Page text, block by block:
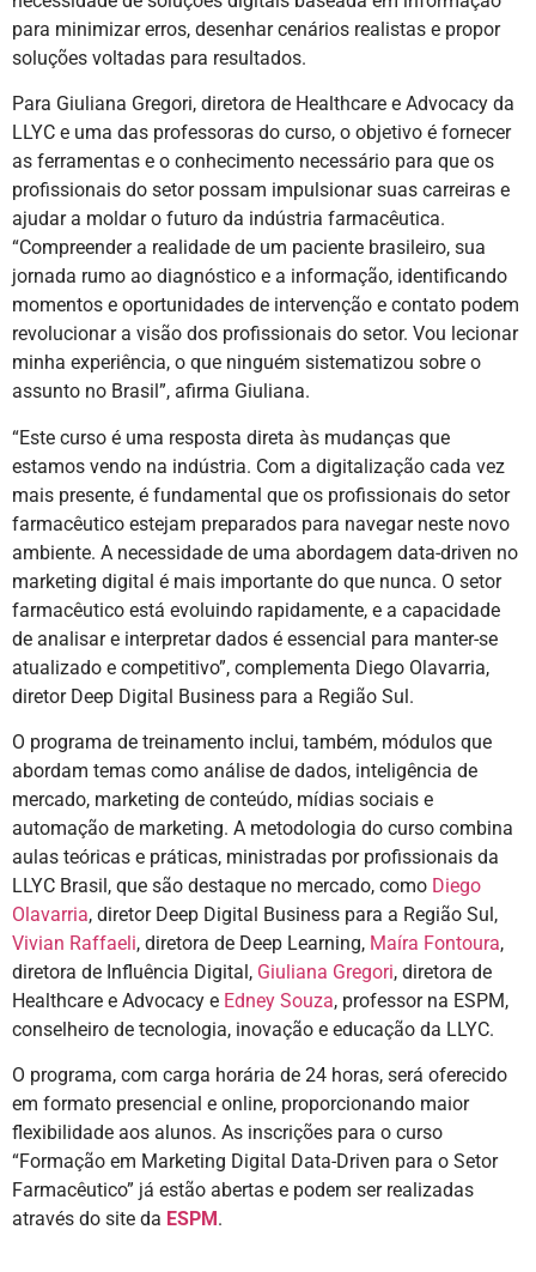
para minimizar erros, desenhar cenários realistas e propor
soluções voltadas para resultados.
Para Giuliana Gregori, diretora de Healthcare e Advocacy da
LLYC e uma das professoras do curso, o objetivo é fornecer
as ferramentas e o conhecimento necessário para que os
profissionais do setor possam impulsionar suas carreiras e
ajudar a moldar o futuro da indústria farmacêutica.
“Compreender a realidade de um paciente brasileiro, sua
jornada rumo ao diagnóstico e a informação, identificando
momentos e oportunidades de intervenção e contato podem
revolucionar a visão dos profissionais do setor. Vou lecionar
minha experiência, o que ninguém sistematizou sobre o
assunto no Brasil”, afirma Giuliana.
“Este curso é uma resposta direta às mudanças que
estamos vendo na indústria. Com a digitalização cada vez
mais presente, é fundamental que os profissionais do setor
farmacêutico estejam preparados para navegar neste novo
ambiente. A necessidade de uma abordagem data-driven no
marketing digital é mais importante do que nunca. O setor
farmacêutico está evoluindo rapidamente, e a capacidade
de analisar e interpretar dados é essencial para manter-se
atualizado e competitivo”, complementa Diego Olavarria,
diretor Deep Digital Business para a Região Sul.
O programa de treinamento inclui, também, módulos que
abordam temas como análise de dados, inteligência de
mercado, marketing de conteúdo, mídias sociais e
automação de marketing. A metodologia do curso combina
aulas teóricas e práticas, ministradas por profissionais da
LLYC Brasil, que são destaque no mercado, como Diego
Olavarria, diretor Deep Digital Business para a Região Sul,
Vivian Raffaeli, diretora de Deep Learning, Maíra Fontoura,
diretora de Influência Digital, Giuliana Gregori, diretora de
Healthcare e Advocacy e Edney Souza, professor na ESPM,
conselheiro de tecnologia, inovação e educação da LLYC.
O programa, com carga horária de 24 horas, será oferecido
em formato presencial e online, proporcionando maior
flexibilidade aos alunos. As inscrições para o curso
“Formação em Marketing Digital Data-Driven para o Setor
Farmacêutico” já estão abertas e podem ser realizadas
através do site da ESPM .